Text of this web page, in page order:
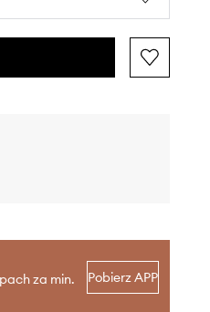
za min.
Pobierz APP